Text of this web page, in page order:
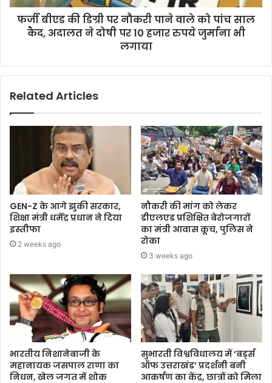
फर्जी बीएड की डिग्री पर नौकरी पाने वाले को पांच साल
कैद, अदालत ने दोषी पर 10 हजार रुपये जुर्माना भी
लगाया
Related Articles
GEN-Z के आगे झुकी सरकार,
शिक्षा मंत्री धर्मेंद्र प्रधान ने दिया
इस्तीफा
2 weeks ago
नौकरी की मांग को लेकर
डीएलएड प्रशिक्षित बेरोजगारों
का मंत्री आवास कूच, पुलिस ने
रोका
3 weeks ago
भारतीय निशानेबाजी के
महानायक जसपाल राणा का
निधन, खेल जगत में शोक
सुभारती विश्वविधालय में ‘बर्ड्स
ऑफ उत्तराखंड’ प्रदर्शनी बनी
आकर्षण का केंद्र, छात्रों को मिला